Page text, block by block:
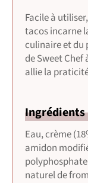
Facile à
tacos incarne
culinaire et du
de Sweet Chef
allie la
Ingrédients
Eau, crème
amidon
naturel de